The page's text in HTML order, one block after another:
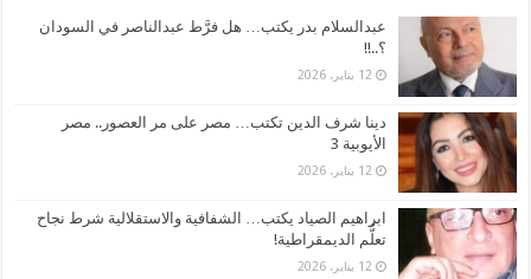
عبدالسلام بدر يكتب… هل فرَّط عبدالناصر في السودان
؟..!!
12 يناير، 2026
دينا شرف الدين تكتب… مصر على مر العصور.. مصر
الأيوبية 3
12 يناير، 2026
ابراهيم الصياد يكتب… الشفافية والاستقلالية شرط نجاح
تعلُّم الديمقراطية!
12 يناير، 2026